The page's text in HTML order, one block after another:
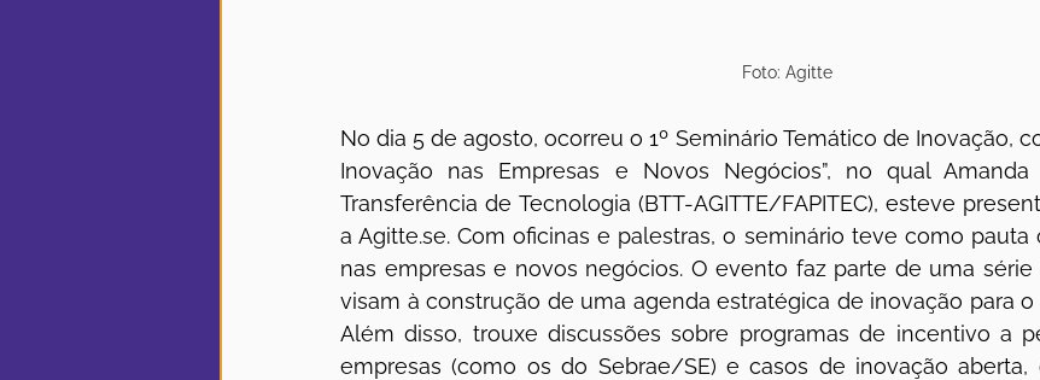
Foto: Agitte
No dia 5 de agosto, ocorreu o 1º Seminário Temático de Inovação,
Inovação nas Empresas e Novos Negócios”, no qual
Transferência de Tecnologia (BTT-AGITTE/FAPITEC), esteve
a Agitte.se. Com oficinas e palestras, o seminário teve como pauta
nas empresas e novos negócios. O evento faz parte de uma
visam à construção de uma agenda estratégica de inovação para
Além disso, trouxe discussões sobre programas de incentivo a
empresas (como os do Sebrae/SE) e casos de inovação